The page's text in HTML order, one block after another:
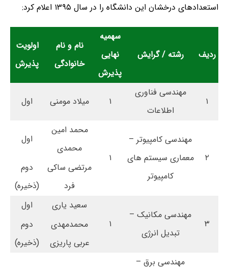
استعدادهای درخشان این دانشگاه را در سال ۱۳۹۵ اعلام کرد:
ردیف رشته / گرایش
سهمیه
نهایی
پذیرش
نام و نام
خانوادگی
اولویت
پذیرش
۱
مهندسی فناوری
اطلاعات
۱ میلاد مومنی اول
۲
مهندسی کامپیوتر –
معماری سیستم های
کامپیوتر
۱
محمد امین
محمدی
اول
مرتضی ساکی
فرد
دوم
(ذخیره)
۳
مهندسی مکانیک –
تبدیل انرژی
۱
سعید یاری
اول
محمدمهدی
عربی پاریزی
دوم
(ذخیره)
مهندسی برق –